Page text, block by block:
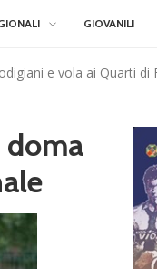
GIOVANILI
e vola ai Quarti di
doma